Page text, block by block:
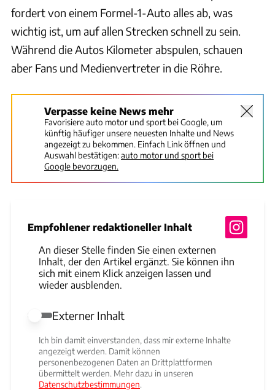
fordert von einem Formel-1-Auto alles ab, was
wichtig ist, um auf allen Strecken schnell zu sein.
Während die Autos Kilometer abspulen, schauen
aber Fans und Medienvertreter in die Röhre.
Verpasse keine News mehr
Favorisiere auto motor und sport bei Google, um
künftig häufiger unsere neuesten Inhalte und News
angezeigt zu bekommen. Einfach Link öffnen und
Auswahl bestätigen:auto motor und sport bei
Google bevorzugen.
Empfohlener redaktioneller Inhalt
An dieser Stelle finden Sie einen externen
Inhalt, der den Artikel ergänzt. Sie können ihn
sich mit einem Klick anzeigen lassen und
wieder ausblenden.
Externer Inhalt erlauben
Externer Inhalt
Ich bin damit einverstanden, dass mir externe Inhalte
angezeigt werden. Damit können
personenbezogenen Daten an Drittplattformen
übermittelt werden. Mehr dazu in unseren
Datenschutzbestimmungen.